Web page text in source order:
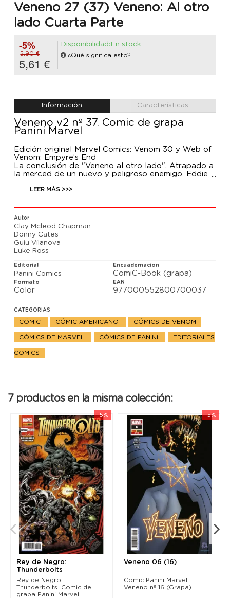
Veneno 27 (37) Veneno: Al otro
lado Cuarta Parte
-5%
5,90 €
5,61 €
Disponibilidad:En stock
¿Qué significa esto?
Información Características
Veneno v2 nº 37. Comic de grapa
Panini Marvel
Edición original Marvel Comics: Venom 30 y Web of
Venom: Empyre’s End
La conclusión de "Veneno al otro lado". Atrapado a
la merced de un nuevo y peligroso enemigo, Eddie
debe tomar una decisión imposible. Además, la
historia que enlaza el final de Imperio con el
comienzo de El Rey de Negro.
LEER MÁS >>>
Autor
Clay Mcleod Chapman
Donny Cates
Guiu Vilanova
Luke Ross
Editorial
Panini Comics
Encuadernacion
ComiC-Book (grapa)
Formato
Color
EAN
977000552800700037
CATEGORIAS
CÓMIC CÓMIC AMERICANO CÓMICS DE VENOM
CÓMICS DE MARVEL CÓMICS DE PANINI EDITORIALES
COMICS
7 productos en la misma colección:
-5%
Rey de Negro:
Thunderbolts
Rey de Negro:
Thunderbolts. Comic de
grapa Panini Marvel
-5%
Veneno 06 (16)
Comic Panini Marvel.
Veneno nº 16 (Grapa)